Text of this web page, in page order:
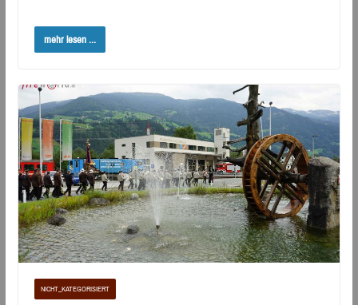
mehr lesen ...
NICHT_KATEGORISIERT